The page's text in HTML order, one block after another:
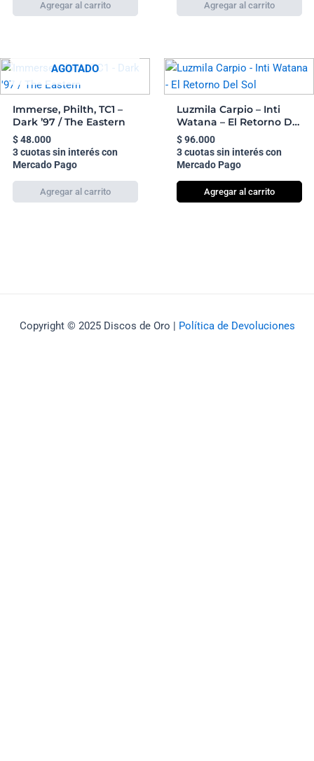
AGOTADO
Immerse, Philth, TC1 –
Dark ’97 / The Eastern
$48.000
3 cuotas sin interés con
Mercado Pago
Luzmila Carpio – Inti
Watana – El Retorno Del
Sol
$96.000
3 cuotas sin interés con
Mercado Pago
Agregar al carrito
Copyright © 2025 Discos de Oro | Política de Devoluciones